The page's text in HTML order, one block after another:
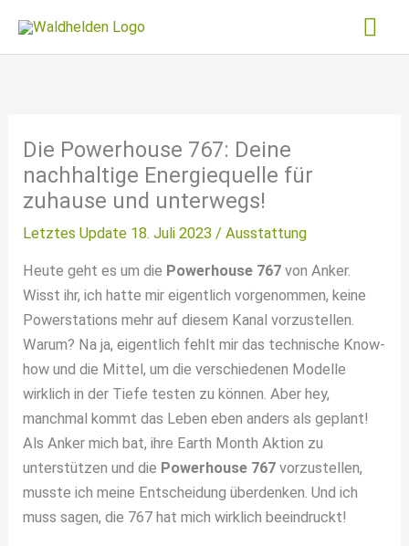
Inhalt
springen
Die Powerhouse 767: Deine
nachhaltige Energiequelle für
zuhause und unterwegs!
Letztes Update 18. Juli 2023 /Ausstattung
Heute geht es um die Powerhouse 767 von Anker.
Wisst ihr, ich hatte mir eigentlich vorgenommen, keine
Powerstations mehr auf diesem Kanal vorzustellen.
Warum? Na ja, eigentlich fehlt mir das technische Know-
how und die Mittel, um die verschiedenen Modelle
wirklich in der Tiefe testen zu können. Aber hey,
manchmal kommt das Leben eben anders als geplant!
Als Anker mich bat, ihre Earth Month Aktion zu
unterstützen und die Powerhouse 767 vorzustellen,
musste ich meine Entscheidung überdenken. Und ich
muss sagen, die 767 hat mich wirklich beeindruckt!